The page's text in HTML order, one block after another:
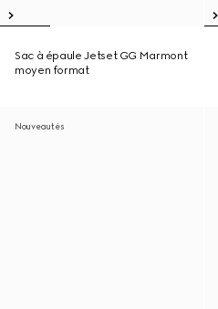
Sac à épaule Jetset GG Marmont
moyen format
Nouveautés